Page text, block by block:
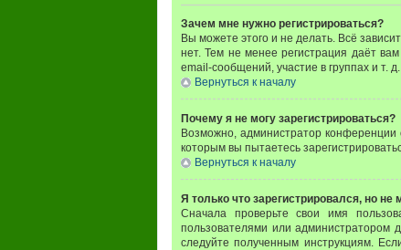
Зачем мне нужно регистрироваться?
Вы можете этого и не делать. Всё
нет. Тем не менее регистрация даёт
email-сообщений, участие в группах и т.
Вернуться к началу
Почему я не могу зарегистрироваться?
Возможно, администратор
которым вы пытаетесь
Вернуться к началу
Я только что зарегистрировался, но не
Сначала проверьте свои имя
пользователями или администратором
следуйте полученным инструкциям.